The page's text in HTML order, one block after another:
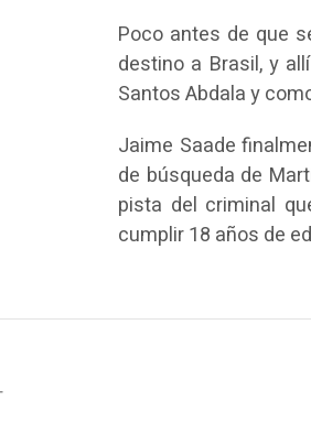
Poco antes de que
destino a Brasil, y
Santos Abdala y
Jaime Saade
de búsqueda de
pista del criminal
cumplir 18 años de